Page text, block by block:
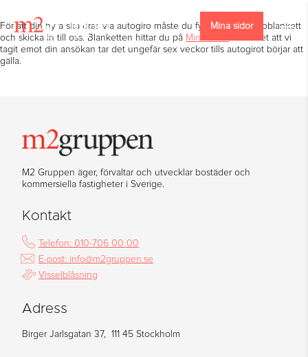
För att din hyra ska dras via autogiro måste du fylla i en autogiroblankett
och skicka in till oss. Blanketten hittar du på Mina Sidor
. Från det att vi
tagit emot din ansökan tar det ungefär sex veckor tills autogirot börjar att
gälla.
M2 Gruppen äger, förvaltar och utvecklar bostäder och
kommersiella fastigheter i Sverige.
Kontakt
Telefon: 010-706 00 00
E-post: info@m2gruppen.se
Visselblåsning
Adress
Birger Jarlsgatan 37, 111 45 Stockholm
Mina sidor